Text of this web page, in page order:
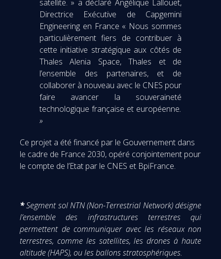
satellite. » a déclaré Angélique Lallouet,
Directrice Exécutive de Capgemini
Engineering en France « Nous sommes
particulièrement fiers de contribuer à
cette initiative stratégique aux côtés de
Thales Alenia Space, Thales et de
l’ensemble des partenaires, et de
collaborer à nouveau avec le CNES pour
faire avancer la souveraineté
technologique française et européenne.
»
Ce projet a été financé par le Gouvernement dans
le cadre de France 2030, opéré conjointement pour
le compte de l’Etat par le CNES et BpiFrance.
*Segment sol NTN(Non-Terrestrial Network) désigne
l’ensemble des infrastructures terrestres qui
permettent de communiquer avec les réseaux non
terrestres, comme les satellites, les drones à haute
altitude (HAPS), ou les ballons stratosphériques.